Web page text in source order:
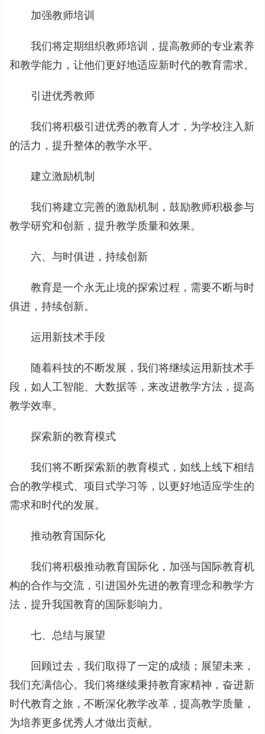
加强教师培训
我们将定期组织教师培训，提高教师的专业素养
和教学能力，让他们更好地适应新时代的教育需求。
引进优秀教师
我们将积极引进优秀的教育人才，为学校注入新
的活力，提升整体的教学水平。
建立激励机制
我们将建立完善的激励机制，鼓励教师积极参与
教学研究和创新，提升教学质量和效果。
六、与时俱进，持续创新
教育是一个永无止境的探索过程，需要不断与时
俱进，持续创新。
运用新技术手段
随着科技的不断发展，我们将继续运用新技术手
段，如人工智能、大数据等，来改进教学方法，提高
教学效率。
探索新的教育模式
我们将不断探索新的教育模式，如线上线下相结
合的教学模式、项目式学习等，以更好地适应学生的
需求和时代的发展。
推动教育国际化
我们将积极推动教育国际化，加强与国际教育机
构的合作与交流，引进国外先进的教育理念和教学方
法，提升我国教育的国际影响力。
七、总结与展望
回顾过去，我们取得了一定的成绩；展望未来，
我们充满信心。我们将继续秉持教育家精神，奋进新
时代教育之旅，不断深化教学改革，提高教学质量，
为培养更多优秀人才做出贡献。